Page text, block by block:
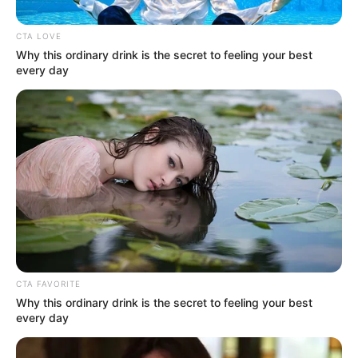
UNGRD
Carrotanques de la UNGRD ya está listos para entrar en
operación.
Por:Adriana Cuestas
Abril 2, 2025
CTA LOVE
Why this ordinary drink is the secret to feeling your best
every day
CTA FAVORITE
Why this ordinary drink is the secret to feeling your best
every day